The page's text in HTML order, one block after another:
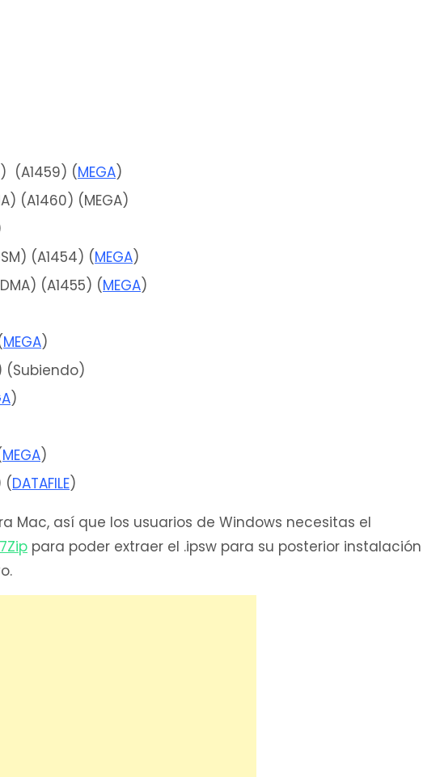
(A1459) (MEGA)
(A1460) (MEGA)
(A1454) (MEGA)
(A1455) (MEGA)
MEGA)
(Subiendo)
)
MEGA)
(DATAFILE)
Mac, así que los usuarios de Windows necesitas el
7Zip para poder extraer el .ipsw para su posterior instalación